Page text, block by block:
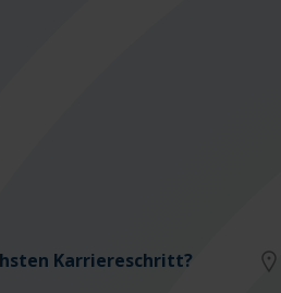
Karriereschritt?